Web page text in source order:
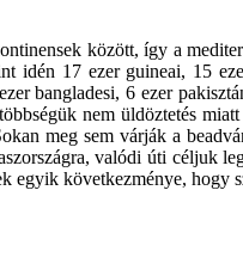
között, így a
idén 17 ezer guineai, 15
bangladesi, 6 ezer
nem üldöztetés
meg sem várják a
valódi úti céljuk
egyik következménye, hogy